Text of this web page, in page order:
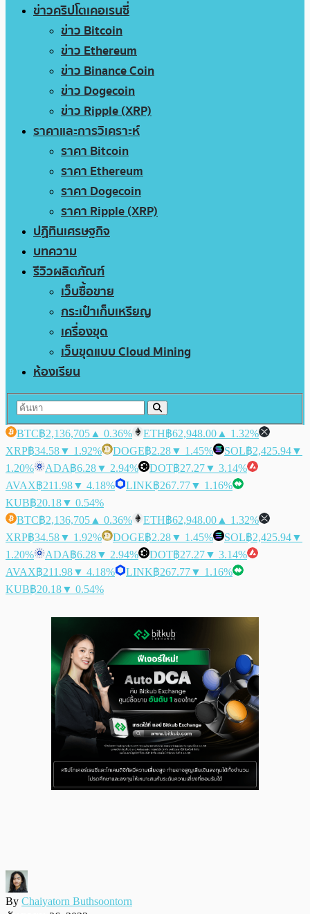
ข่าวคริปโตเคอเรนซี่
ข่าว Bitcoin
ข่าว Ethereum
ข่าว Binance Coin
ข่าว Dogecoin
ข่าว Ripple (XRP)
ราคาและการวิเคราะห์
ราคา Bitcoin
ราคา Ethereum
ราคา Dogecoin
ราคา Ripple (XRP)
ปฏิทินเศรษฐกิจ
บทความ
รีวิวผลิตภัณฑ์
เว็บซื้อขาย
กระเป๋าเก็บเหรียญ
เครื่องขุด
เว็บขุดแบบ Cloud Mining
ห้องเรียน
BTC฿2,136,705 ▲ 0.36% ETH฿62,948.00 ▲ 1.32%
XRP฿34.58▼ 1.92% DOGE฿2.28▼ 1.45% SOL฿2,425.94▼
1.20%
ADA฿6.28▼ 2.94% DOT฿27.27▼ 3.14%
AVAX฿211.98▼ 4.18% LINK฿267.77▼ 1.16%
KUB฿20.18▼ 0.54%
BTC฿2,136,705 ▲ 0.36% ETH฿62,948.00 ▲ 1.32%
XRP฿34.58▼ 1.92% DOGE฿2.28▼ 1.45% SOL฿2,425.94▼
1.20%
ADA฿6.28▼ 2.94% DOT฿27.27▼ 3.14%
AVAX฿211.98▼ 4.18% LINK฿267.77▼ 1.16%
KUB฿20.18▼ 0.54%
By Chaiyatorn Buthsoontorn